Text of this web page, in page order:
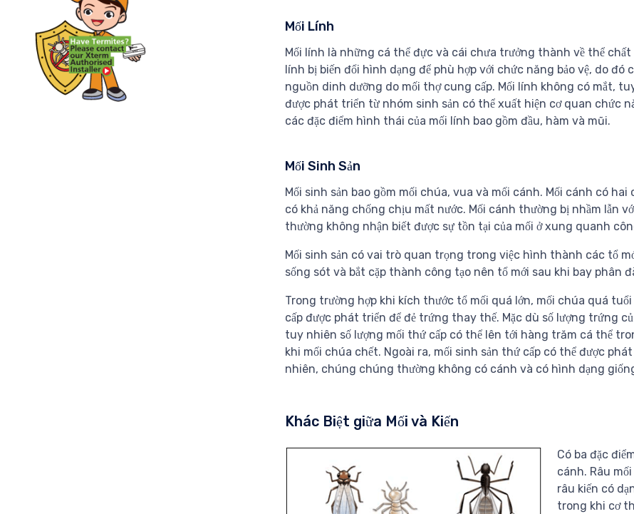
Mối Lính
Mối lính là những cá thể đực và cái chưa trưởng thành về thể
lính bị biến đổi hình dạng để phù hợp với chức năng bảo vệ, do
nguồn dinh dưỡng do mối thợ cung cấp. Mối lính không có mắt,
được phát triển từ nhóm sinh sản có thể xuất hiện cơ quan chức
các đặc điểm hình thái của mối lính bao gồm đầu, hàm và mũi.
Mối Sinh Sản
Mối sinh sản bao gồm mối chúa, vua và mối cánh. Mối cánh có
có khả năng chống chịu mất nước. Mối cánh thường bị nhầm lẫn
thường không nhận biết được sự tồn tại của mối ở xung quanh
Mối sinh sản có vai trò quan trọng trong việc hình thành các tổ
sống sót và bắt cặp thành công tạo nên tổ mới sau khi bay phân
Trong trường hợp khi kích thước tổ mối quá lớn, mối chúa quá
cấp được phát triển để đẻ trứng thay thế. Mặc dù số lượng trứng
tuy nhiên số lượng mối thứ cấp có thể lên tới hàng trăm cá thể
khi mối chúa chết. Ngoài ra, mối sinh sản thứ cấp có thể được
nhiên, chúng chúng thường không có cánh và có hình dạng
Khác Biệt giữa Mối và Kiến
Có ba đặc
cánh. Râu
râu kiến có
trong khi cơ